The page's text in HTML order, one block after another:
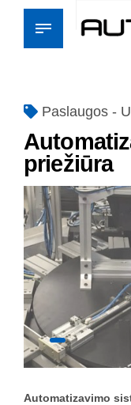
Paslaugos -
priežiūra
Automatizavimo